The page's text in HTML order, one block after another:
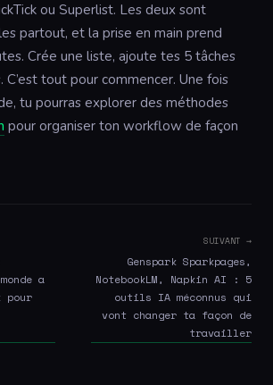
ou Superlist. Les deux sont
partout, et la prise en main prend
Crée une liste, ajoute tes 5 tâches
C’est tout pour commencer. Une fois
tu pourras explorer des méthodes
pour organiser ton workflow de façon
a
pour
SUIVANT →
Genspark Sparkpages,
NotebookLM, Napkin AI : 5
outils IA méconnus qui
vont changer ta façon de
travailler